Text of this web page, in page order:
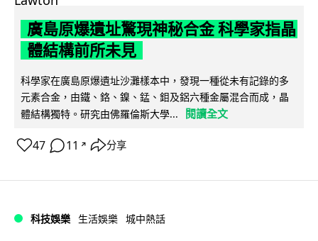
廣島原爆遺址驚現神秘合金 科學家指晶
體結構前所未見
科學家在廣島原爆遺址沙灘樣本中，發現一種從未有記錄的多
元素合金，由鐵、鉻、鎳、錳、鉬及鋁六種金屬混合而成，晶
體結構獨特。研究由佛羅倫斯大學...
閱讀全文
47 11 ↗ 分享
科技娛樂 生活娛樂 城中熱話